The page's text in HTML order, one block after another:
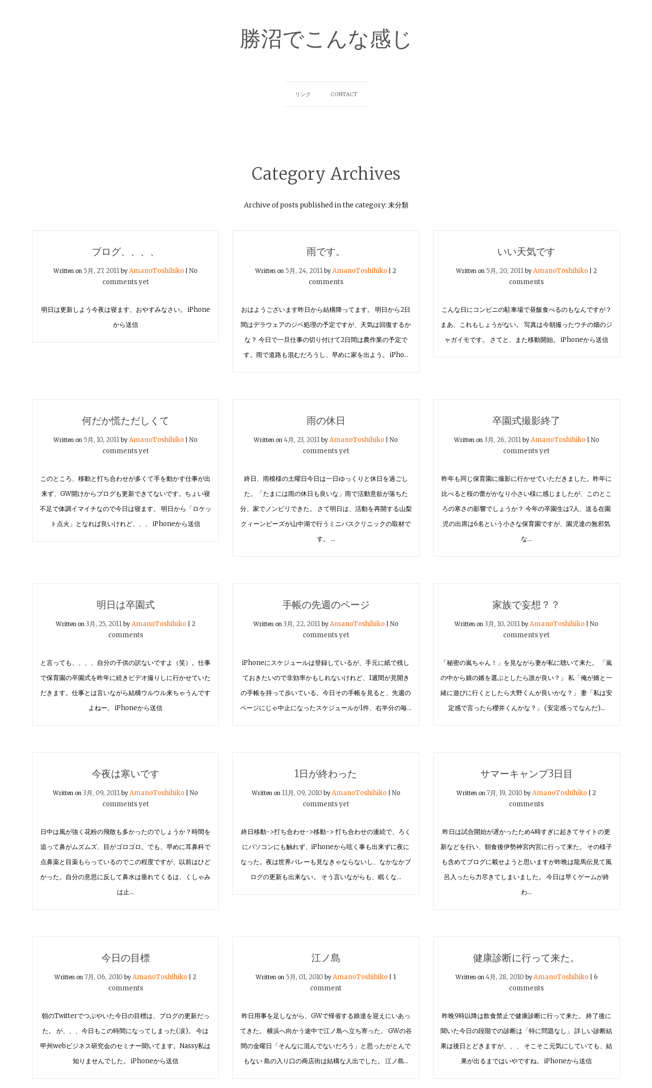
勝沼でこんな感じ
リンク CONTACT
Category Archives
Archive of posts published in the category: 未分類
ブログ、、、、
Written on 5月, 27, 2011 byAmanoToshihiko |No
comments yet
明日は更新しよう今夜は寝ます、おやすみなさい。 iPhone
から送信
雨です。
Written on 5月, 24, 2011 byAmanoToshihiko |2
comments
おはようございます昨日から結構降ってます。 明日から2日
間はデラウェアのジベ処理の予定ですが、天気は回復するか
な？ 今日で一旦仕事の切り付けて2日間は農作業の予定で
す。雨で道路も混むだろうし、早めに家を出よう。 iPho…
いい天気です
Written on 5月, 20, 2011 by AmanoToshihiko
2
comments
こんな日にコンビニの駐車場で昼飯食べるのもなんですが？
まあ、これもしょうがない。 写真は今朝撮ったウチの畑のジ
ャガイモです。 さてと、また移動開始。 iPhoneから送信
何だか慌ただしくて
Written on 5月, 10, 2011 byAmanoToshihiko |No
comments yet
このところ、移動と打ち合わせが多くて手を動かす仕事が出
来ず、GW開けからブログも更新できてないです。ちょい寝
不足で体調イマイチなので今日は寝ます。 明日から「ロケッ
ト点火」となれば良いけれど、、、 iPhoneから送信
雨の休日
Written on4月, 23, 2011 byAmanoToshihiko |No
comments yet
終日、雨模様の土曜日今日は一日ゆっくりと休日を過ごし
た。「たまには雨の休日も良いな」雨で活動意欲が落ちた
分、家でノンビリできた。 さて明日は、活動を再開する山梨
クィーンビーズが山中湖で行うミニバスクリニックの取材で
す。 …
卒園式撮影終了
Written on 3月, 26, 2011 by AmanoToshihiko
No
comments yet
昨年も同じ保育園に撮影に行かせていただきました。昨年に
比べると桜の蕾がかなり小さい様に感じましたが、このとこ
ろの寒さの影響でしょうか？ 今年の卒園生は7人、送る在園
児の出席は6名という小さな保育園ですが、園児達の無邪気
な…
明日は卒園式
Written on 3月, 25, 2011 by AmanoToshihiko
2
comments
と言っても、、、、自分の子供の訳ないですよ（笑）。仕事
で保育園の卒園式を昨年に続きビデオ撮りしに行かせていた
だきます。仕事とは言いながら結構ウルウル来ちゃうんです
よねー。 iPhoneから送信
手帳の先週のページ
Written on3月, 22, 2011 byAmanoToshihiko |No
comments yet
iPhoneにスケジュールは登録しているが、手元に紙で残し
ておきたいので非効率かもしれないけれど、1週間が見開き
の手帳を持って歩いている。今日その手帳を見ると、先週の
ページにじゃ中止になったスケジュールが1件、右半分の毎…
家族で妄想？？
Written on3月, 10, 2011 byAmanoToshihiko |No
comments yet
「秘密の嵐ちゃん！」を見ながら妻が私に聴いて来た。 「嵐
の中から娘の婿を選ぶとしたら誰が良い？」 私「俺が婿と一
緒に遊びに行くとしたら大野くんが良いかな？」 妻「私は安
定感で言ったら櫻井くんかな？」 (安定感ってなんだ)…
今夜は寒いです
Written on3月, 09, 2011 byAmanoToshihiko |No
comments yet
日中は風が強く花粉の飛散も多かったのでしょうか？時間を
追って鼻がムズムズ、目がゴロゴロ。でも、早めに耳鼻科で
点鼻薬と目薬もらっているのでこの程度ですが、以前はひど
かった。自分の意思に反して鼻水は垂れてくるは、くしゃみ
は止…
1日が終わった
Written on 11月, 09, 2010 by AmanoToshihiko
No
comments yet
終日移動->打ち合わせ->移動-> 打ち合わせの連続で、ろく
にパソコンにも触れず、iPhoneから呟く事も出来ずに夜に
なった。夜は世界バレーも見なきゃならないし、なかなかブ
ログの更新も出来ない。 そう言いながらも、眠くな…
サマーキャンプ3日目
Written on7月, 19, 2010 byAmanoToshihiko |2
comments
昨日は試合開始が遅かったため4時すぎに起きてサイトの更
新などを行い、朝食後伊勢神宮内宮に行って来た。 その様子
も含めてブログに載せようと思いますが昨晩は龍馬伝見て風
呂入ったら力尽きてしまいました。 今日は早くゲームが終
わ…
今日の目標
Written on7月, 06, 2010 byAmanoToshihiko |2
comments
朝のTwitterでつぶやいた今日の目標は、ブログの更新だっ
た。 が、、、今日もこの時間になってしまった(涙)。 今は
甲州webビジネス研究会のセミナー聞いてます。Nassy私は
知りませんでした。 iPhoneから送信
江ノ島
Written on 5月, 01, 2010 byAmanoToshihiko
1
comment
昨日用事を足しながら、GWで帰省する娘達を迎えにいあっ
てきた。 横浜へ向かう途中で江ノ島へ立ち寄った。 GWの谷
間の金曜日「そんなに混んでないだろう」と思ったがとんで
もない 島の入り口の商店街は結構な人出でした。 江ノ島…
健康診断に行って来た。
Written on 4月, 28, 2010 by AmanoToshihiko
6
comments
昨晩9時以降は飲食禁止で健康診断に行って来た。 終了後に
聞いた今日の段階での診断は「特に問題なし」 詳しい診断結
果は後日とどきますが、、、 そこそこ元気にしていても、結
果が出るまではいやですね。 iPhoneから送信